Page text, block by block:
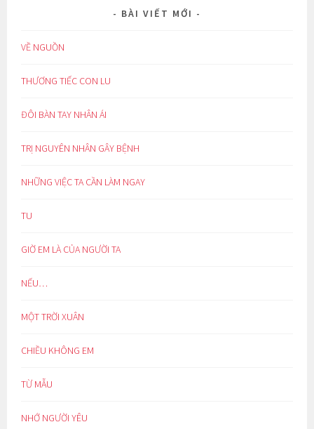
BÀI VIẾT MỚI
VỀ NGUỒN
THƯƠNG TIẾC CON LU
ĐÔI BÀN TAY NHÂN ÁI
TRỊ NGUYÊN NHÂN GÂY BỆNH
NHỮNG VIỆC TA CẦN LÀM NGAY
TU
GIỜ EM LÀ CỦA NGƯỜI TA
NẾU…
MỘT TRỜI XUÂN
CHIỀU KHÔNG EM
TỪ MẪU
NHỚ NGƯỜI YÊU